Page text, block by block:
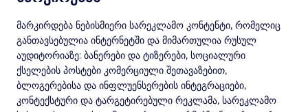
მარკირდება ნებისმიერი სარეკლამო კონტენტი, რომელიც
განთავსებულია ინტერნეტში და მიმართულია რუსულ
აუდიტორიაზე: ბანერები და ტიზერები, სოციალური
ქსელების პოსტები კომერციული შეთავაზებით,
ბლოგერებისა და ინფლუენსერების ინტეგრაციები,
კონტექსტური და ტარგეტირებული რეკლამა, სარეკლამო